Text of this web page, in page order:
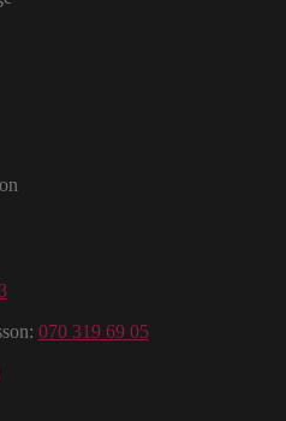
070 319 69 05